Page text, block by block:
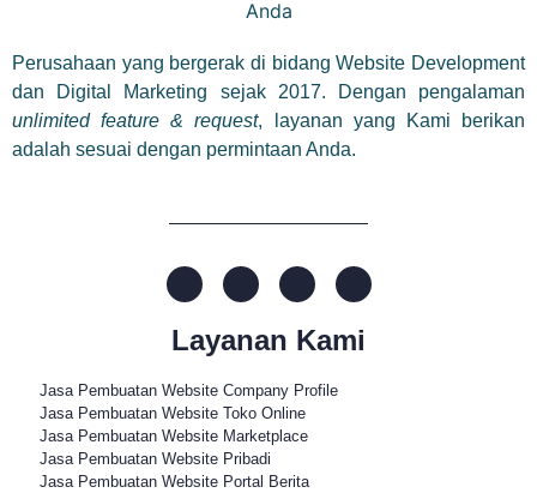
Perusahaan yang bergerak di bidang Website Development
dan Digital Marketing sejak 2017. Dengan pengalaman
unlimited feature & request, layanan yang Kami berikan
adalah sesuai dengan permintaan Anda.
Layanan Kami
Jasa Pembuatan Website Company Profile
Jasa Pembuatan Website Toko Online
Jasa Pembuatan Website Marketplace
Jasa Pembuatan Website Pribadi
Jasa Pembuatan Website Portal Berita